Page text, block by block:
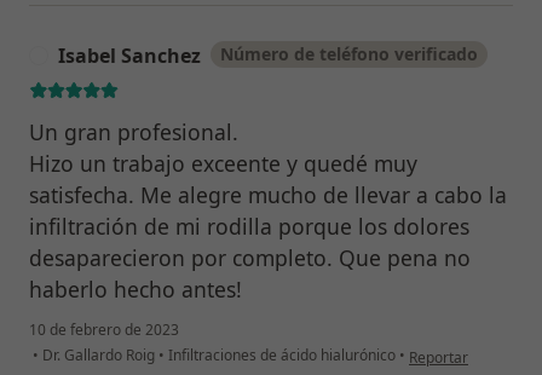
Isabel Sanchez Número de teléfono verificado
Un gran profesional.
Hizo un trabajo exceente y quedé muy
satisfecha. Me alegre mucho de llevar a cabo la
infiltración de mi rodilla porque los dolores
desaparecieron por completo. Que pena no
haberlo hecho antes!
10 de febrero de 2023
• Dr. Gallardo Roig • Infiltraciones de ácido hialurónico • en opinión del
Reportar